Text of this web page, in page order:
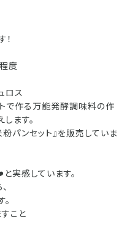
度
ロス
で作る万能発酵調味料の作
ます。
パンセット』を販売していま
実感しています。
こと